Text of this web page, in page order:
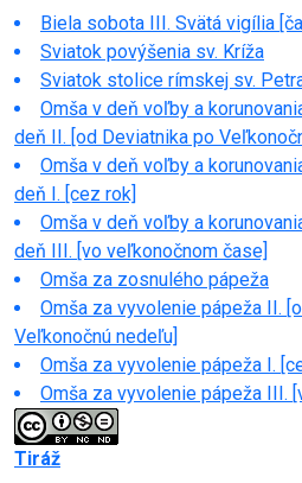
Biela sobota III. Svätá vigília
Sviatok povýšenia sv. Kríža
Sviatok stolice rímskej sv.
Omša v deň voľby a
deň II. [od Deviatnika po
Omša v deň voľby a
deň I. [cez rok]
Omša v deň voľby a
deň III. [vo veľkonočnom čase]
Omša za zosnulého pápeža
Omša za vyvolenie pápeža II.
Veľkonočnú nedeľu]
Omša za vyvolenie pápeža I.
Omša za vyvolenie pápeža III.
Tiráž